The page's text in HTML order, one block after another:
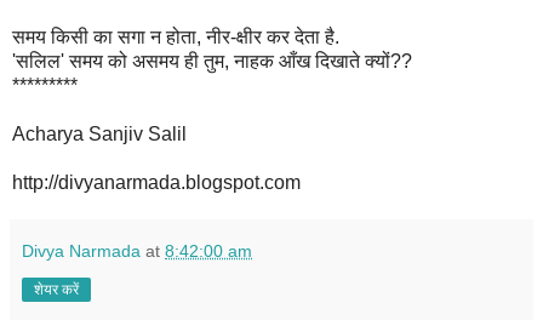
समय किसी का सगा न होता, नीर-क्षीर कर देता है.
'सलिल' समय को असमय ही तुम, नाहक आँख दिखाते क्यों??
*********
Acharya Sanjiv Salil
http://divyanarmada.blogspot.com
Divya Narmada at 8:42:00 am
शेयर करें